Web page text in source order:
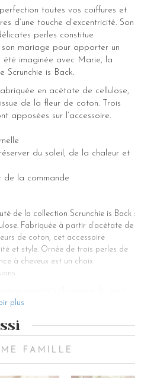
toutes vos coiffures et
d’une touche d’excentricité. Son
perles constitue
mariage pour apporter un
été imaginée avec Marie, la
Scrunchie is Back.
en acétate de cellulose,
de la fleur de coton. Trois
apposées sur l’accessoire.
du soleil, de la chaleur et
de la commande
de la collection Scrunchie is Back :
Fabriquée à partir d’acétate de
de coton, cet accessoire
et style. Ornée de trois perles de
à cheveux est un choix
et parfaite pour accessoiriser et
chic, que vous attachiez un chignon
de glamour à des ondulations
rehausse facilement votre look.
plus
FAMILLE